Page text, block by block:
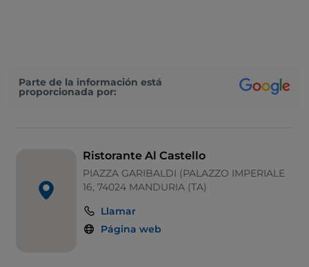
Parte de la información está
proporcionada por:
Ristorante Al Castello
PIAZZA GARIBALDI (PALAZZO IMPERIALE
16, 74024 MANDURIA (TA)
Llamar
Página web